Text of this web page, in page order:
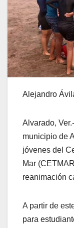
Alejandro
Alvarado,
municipio de
jóvenes del
Mar
reanimación
A partir de
para